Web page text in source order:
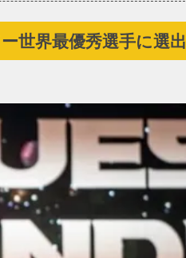
世界最優秀選手に選出